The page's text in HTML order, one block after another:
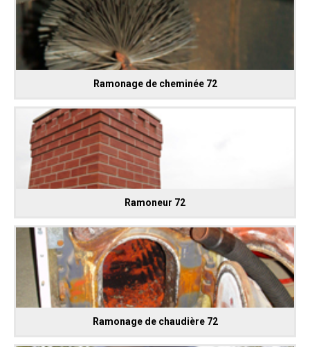
Ramonage de cheminée 72
Ramoneur 72
Ramonage de chaudière 72